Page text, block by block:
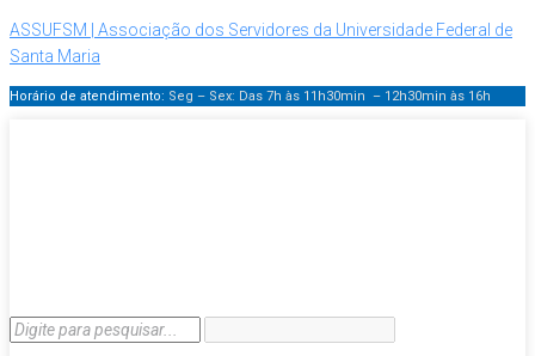
ASSUFSM | Associação dos Servidores da Universidade Federal de
Santa Maria
Horário de atendimento: Seg – Sex: Das 7h às 11h30min – 12h30min às 16h